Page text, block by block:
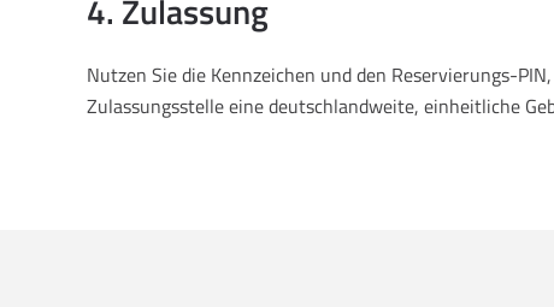
4. Zulassung
Nutzen Sie die Kennzeichen und den Reservierungs-
Zulassungsstelle eine deutschlandweite, einheitliche